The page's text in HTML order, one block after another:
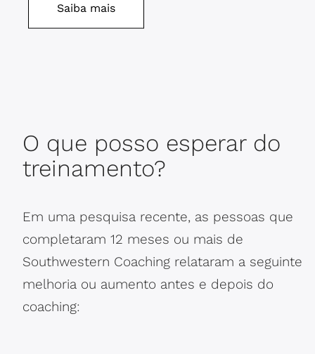
Saiba mais
O que posso esperar do
treinamento?
Em uma pesquisa recente, as pessoas que
completaram 12 meses ou mais de
Southwestern Coaching relataram a seguinte
melhoria ou aumento antes e depois do
coaching: